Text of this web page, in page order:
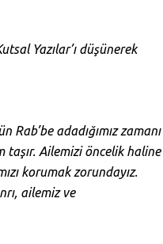
Yazılar’ı düşünerek
adadığımız zamanı
taşır. Ailemizi öncelik haline
korumak zorundayız.
ailemiz ve